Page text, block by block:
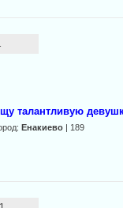
талантливую
Енакиево | 189